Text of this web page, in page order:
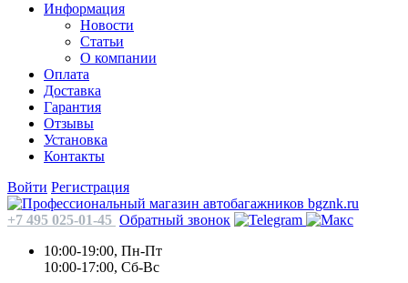
Информация
Новости
Статьи
О компании
Оплата
Доставка
Гарантия
Отзывы
Установка
Контакты
Войти Регистрация
+7 495 025-01-45 Обратный звонок
10:00-19:00, Пн-Пт
10:00-17:00, Сб-Вс